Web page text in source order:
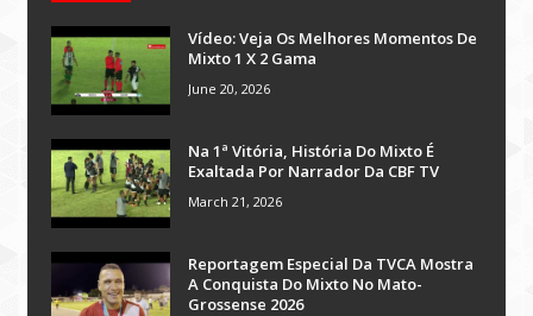
Vídeo: Veja Os Melhores Momentos De
Mixto 1 X 2 Gama
June 20, 2026
Na 1ª Vitória, História Do Mixto É
Exaltada Por Narrador Da CBF TV
March 21, 2026
Reportagem Especial Da TVCA Mostra
A Conquista Do Mixto No Mato-
Grossense 2026